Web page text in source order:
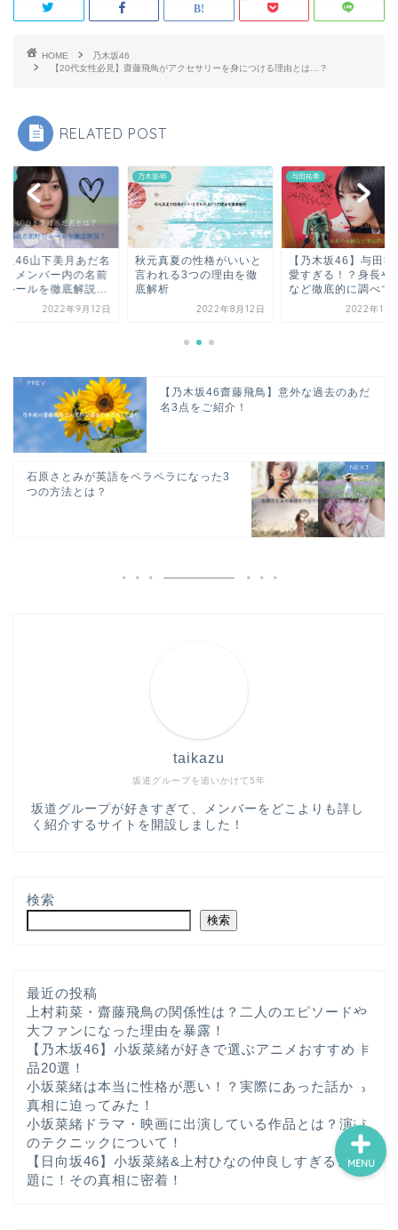
HOME
乃木坂46
【20代女性必見】齋藤飛鳥がアクセサリーを身につける理由とは…？
RELATED POST
坂46山下美月あだ名
？メンバー内の名前
ルールを徹底解説...
2022年9月12日
乃木坂46
秋元真夏の性格がいいと
言われる3つの理由を徹
底解析
2022年8月12日
与田祐希
【乃木坂46】与田祐
愛すぎる！？身長や
など徹底的に調べて
2022年11
【乃木坂46齋藤飛鳥】意外な過去のあだ
名3点をご紹介！
石原さとみが英語をペラペラになった3
つの方法とは？
坂道グループを追いかけて5年
taikazu
坂道グループが好きすぎて、メンバーをどこよりも詳し
く紹介するサイトを開設しました！
検索
検索
最近の投稿
上村莉菜・齋藤飛鳥の関係性は？二人のエピソードや
大ファンになった理由を暴露！
【乃木坂46】小坂菜緒が好きで選ぶアニメおすすめ作
品20選！
小坂菜緒は本当に性格が悪い！？実際にあった話から
真相に迫ってみた！
小坂菜緒ドラマ・映画に出演している作品とは？演技
のテクニックについて！
【日向坂46】小坂菜緒&上村ひなの仲良しすぎると話
題に！その真相に密着！
MENU
ランキング